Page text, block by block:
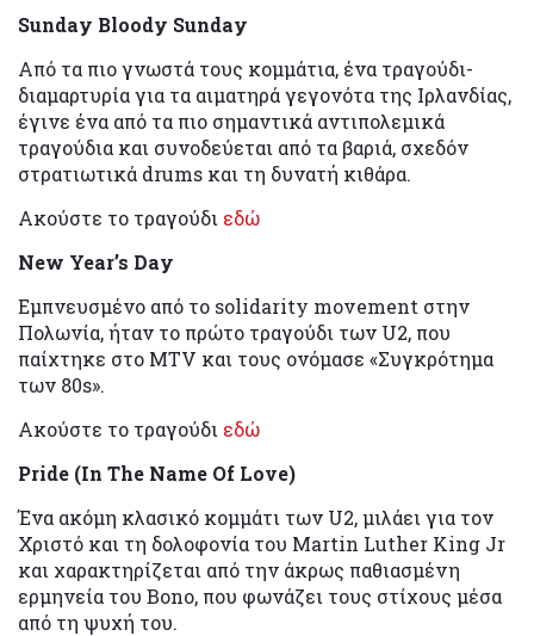
Sunday Bloody Sunday
Από τα πιο γνωστά τους κομμάτια, ένα τραγούδι-
διαμαρτυρία για τα αιματηρά γεγονότα της Ιρλανδίας,
έγινε ένα από τα πιο σημαντικά αντιπολεμικά
τραγούδια και συνοδεύεται από τα βαριά, σχεδόν
στρατιωτικά drums και τη δυνατή κιθάρα.
Ακούστε το τραγούδι εδώ
New Year’s Day
Εμπνευσμένο από το solidarity movement στην
Πολωνία, ήταν το πρώτο τραγούδι των U2, που
παίχτηκε στο MTV και τους ονόμασε «Συγκρότημα
των 80s».
Ακούστε το τραγούδι εδώ
Pride (In The Name Of Love)
Ένα ακόμη κλασικό κομμάτι των U2, μιλάει για τον
Χριστό και τη δολοφονία του Martin Luther King Jr
και χαρακτηρίζεται από την άκρως παθιασμένη
ερμηνεία του Bono, που φωνάζει τους στίχους μέσα
από τη ψυχή του.